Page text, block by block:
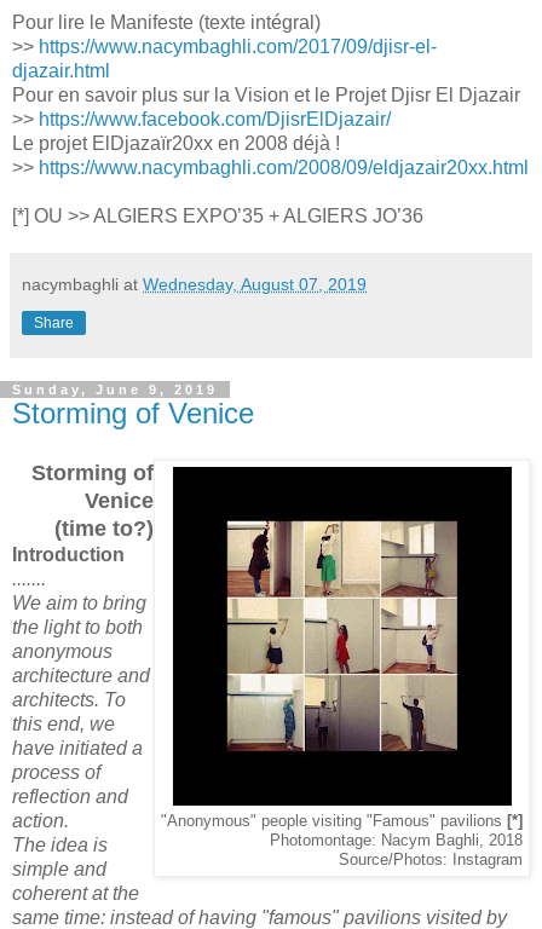
Pour lire le Manifeste (texte intégral)
>> https://www.nacymbaghli.com/2017/09/djisr-el-
djazair.html
Pour en savoir plus sur la Vision et le Projet Djisr El Djazair
>> https://www.facebook.com/DjisrElDjazair/
Le projet ElDjazaïr20xx en 2008 déjà !
>> https://www.nacymbaghli.com/2008/09/eldjazair20xx.html
[*] OU >> ALGIERS EXPO’35 + ALGIERS JO’36
nacymbaghli at Wednesday, August 07, 2019
Share
Sunday, June 9, 2019
Storming of Venice
"Anonymous" people visiting "Famous" pavilions [*]
Photomontage: Nacym Baghli, 2018
Source/Photos: Instagram
Storming of
Venice
(time to?)
Introduction
.......
We aim to bring
the light to both
anonymous
architecture and
architects. To
this end, we
have initiated a
process of
reflection and
action.
The idea is
simple and
coherent at the
same time: instead of having "famous" pavilions visited by